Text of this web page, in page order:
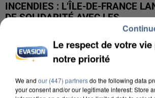
INCENDIES : L’ÎLE-DE-FRANCE
DE SOLIDARITÉ AVEC LES...
Le respect de votre
notre priorité
We and our (447) partnersdo the following data
your consent and/or our legitimate interest: Store